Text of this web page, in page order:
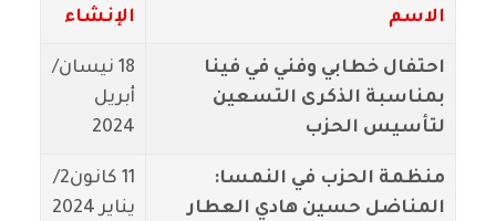
الاسم
الإنشاء
احتفال خطابي وفني في فينا
بمناسبة الذكرى التسعين
لتأسيس الحزب
18 نيسان/
أبريل
2024
منظمة الحزب في النمسا:
المناضل حسين هادي العطار
11 كانون2/
يناير 2024